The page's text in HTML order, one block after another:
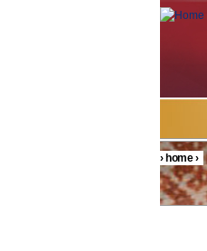
You
›home›